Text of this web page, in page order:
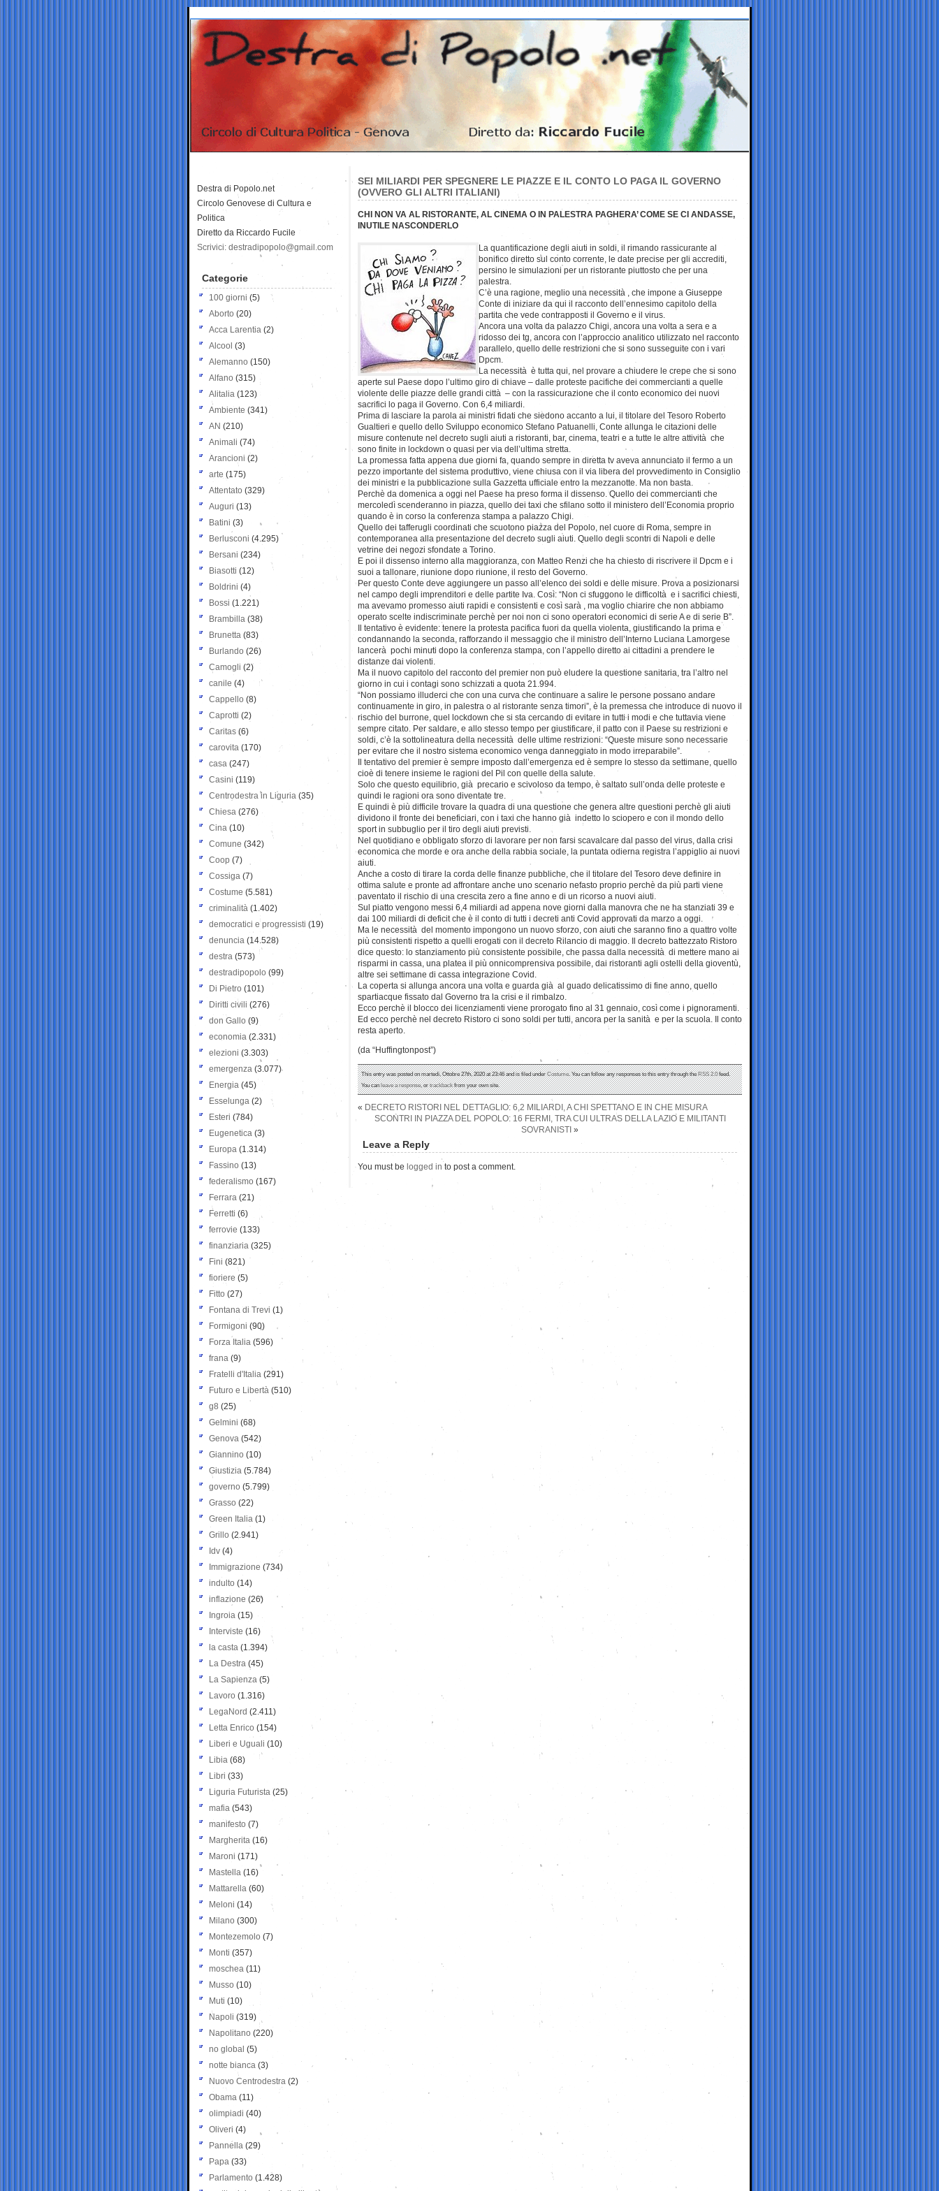
SEI MILIARDI PER SPEGNERE LE PIAZZE E IL CONTO LO PAGA IL GOVERNO
(OVVERO GLI ALTRI ITALIANI)
CHI NON VA AL RISTORANTE, AL CINEMA O IN PALESTRA PAGHERA’ COME SE CI ANDASSE,
INUTILE NASCONDERLO
La quantificazione degli aiuti in soldi, il rimando rassicurante al
bonifico diretto sul conto corrente, le date precise per gli accrediti,
persino le simulazioni per un ristorante piuttosto che per una
palestra.
C’è una ragione, meglio una necessità , che impone a Giuseppe
Conte di iniziare da qui il racconto dell’ennesimo capitolo della
partita che vede contrapposti il Governo e il virus.
Ancora una volta da palazzo Chigi, ancora una volta a sera e a
ridosso dei tg, ancora con l’approccio analitico utilizzato nel racconto
parallelo, quello delle restrizioni che si sono susseguite con i vari
Dpcm.
La necessità è tutta qui, nel provare a chiudere le crepe che si sono
aperte sul Paese dopo l’ultimo giro di chiave – dalle proteste pacifiche dei commercianti a quelle
violente delle piazze delle grandi città – con la rassicurazione che il conto economico dei nuovi
sacrifici lo paga il Governo. Con 6,4 miliardi.
Prima di lasciare la parola ai ministri fidati che siedono accanto a lui, il titolare del Tesoro Roberto
Gualtieri e quello dello Sviluppo economico Stefano Patuanelli, Conte allunga le citazioni delle
misure contenute nel decreto sugli aiuti a ristoranti, bar, cinema, teatri e a tutte le altre attività che
sono finite in lockdown o quasi per via dell’ultima stretta.
La promessa fatta appena due giorni fa, quando sempre in diretta tv aveva annunciato il fermo a un
pezzo importante del sistema produttivo, viene chiusa con il via libera del provvedimento in Consiglio
dei ministri e la pubblicazione sulla Gazzetta ufficiale entro la mezzanotte. Ma non basta.
Perchè da domenica a oggi nel Paese ha preso forma il dissenso. Quello dei commercianti che
mercoledì scenderanno in piazza, quello dei taxi che sfilano sotto il ministero dell’Economia proprio
quando è in corso la conferenza stampa a palazzo Chigi.
Quello dei tafferugli coordinati che scuotono piazza del Popolo, nel cuore di Roma, sempre in
contemporanea alla presentazione del decreto sugli aiuti. Quello degli scontri di Napoli e delle
vetrine dei negozi sfondate a Torino.
E poi il dissenso interno alla maggioranza, con Matteo Renzi che ha chiesto di riscrivere il Dpcm e i
suoi a tallonare, riunione dopo riunione, il resto del Governo.
Per questo Conte deve aggiungere un passo all’elenco dei soldi e delle misure. Prova a posizionarsi
nel campo degli imprenditori e delle partite Iva. Così: “Non ci sfuggono le difficoltà e i sacrifici chiesti,
ma avevamo promesso aiuti rapidi e consistenti e così sarà , ma voglio chiarire che non abbiamo
operato scelte indiscriminate perchè per noi non ci sono operatori economici di serie A e di serie B”.
Il tentativo è evidente: tenere la protesta pacifica fuori da quella violenta, giustificando la prima e
condannando la seconda, rafforzando il messaggio che il ministro dell’Interno Luciana Lamorgese
lancerà pochi minuti dopo la conferenza stampa, con l’appello diretto ai cittadini a prendere le
distanze dai violenti.
Ma il nuovo capitolo del racconto del premier non può eludere la questione sanitaria, tra l’altro nel
giorno in cui i contagi sono schizzati a quota 21.994.
“Non possiamo illuderci che con una curva che continuare a salire le persone possano andare
continuamente in giro, in palestra o al ristorante senza timori”, è la premessa che introduce di nuovo il
rischio del burrone, quel lockdown che si sta cercando di evitare in tutti i modi e che tuttavia viene
sempre citato. Per saldare, e allo stesso tempo per giustificare, il patto con il Paese su restrizioni e
soldi, c’è la sottolineatura della necessità delle ultime restrizioni: “Queste misure sono necessarie
per evitare che il nostro sistema economico venga danneggiato in modo irreparabile”.
Il tentativo del premier è sempre imposto dall’emergenza ed è sempre lo stesso da settimane, quello
cioè di tenere insieme le ragioni del Pil con quelle della salute.
Solo che questo equilibrio, già precario e scivoloso da tempo, è saltato sull’onda delle proteste e
quindi le ragioni ora sono diventate tre.
E quindi è più difficile trovare la quadra di una questione che genera altre questioni perchè gli aiuti
dividono il fronte dei beneficiari, con i taxi che hanno già indetto lo sciopero e con il mondo dello
sport in subbuglio per il tiro degli aiuti previsti.
Nel quotidiano e obbligato sforzo di lavorare per non farsi scavalcare dal passo del virus, dalla crisi
economica che morde e ora anche della rabbia sociale, la puntata odierna registra l’appiglio ai nuovi
aiuti.
Anche a costo di tirare la corda delle finanze pubbliche, che il titolare del Tesoro deve definire in
ottima salute e pronte ad affrontare anche uno scenario nefasto proprio perchè da più parti viene
paventato il rischio di una crescita zero a fine anno e di un ricorso a nuovi aiuti.
Sul piatto vengono messi 6,4 miliardi ad appena nove giorni dalla manovra che ne ha stanziati 39 e
dai 100 miliardi di deficit che è il conto di tutti i decreti anti Covid approvati da marzo a oggi.
Ma le necessità del momento impongono un nuovo sforzo, con aiuti che saranno fino a quattro volte
più consistenti rispetto a quelli erogati con il decreto Rilancio di maggio. Il decreto battezzato Ristoro
dice questo: lo stanziamento più consistente possibile, che passa dalla necessità di mettere mano ai
risparmi in cassa, una platea il più onnicomprensiva possibile, dai ristoranti agli ostelli della gioventù,
altre sei settimane di cassa integrazione Covid.
La coperta si allunga ancora una volta e guarda già al guado delicatissimo di fine anno, quello
spartiacque fissato dal Governo tra la crisi e il rimbalzo.
Ecco perchè il blocco dei licenziamenti viene prorogato fino al 31 gennaio, così come i pignoramenti.
Ed ecco perchè nel decreto Ristoro ci sono soldi per tutti, ancora per la sanità e per la scuola. Il conto
resta aperto.
(da “Huffingtonpost”)
This entry was posted on martedì, Ottobre 27th, 2020 at 23:46 and is filed underCostume. You can follow any responses to this entry through theRSS 2.0feed.
You canleave a response, ortrackbackfrom your own site.
« DECRETO RISTORI NEL DETTAGLIO: 6,2 MILIARDI, A CHI SPETTANO E IN CHE MISURA
SCONTRI IN PIAZZA DEL POPOLO: 16 FERMI, TRA CUI ULTRAS DELLA LAZIO E MILITANTI
SOVRANISTI »
Leave a Reply
You must be logged in to post a comment.
Destra di Popolo.net
Circolo Genovese di Cultura e
Politica
Diretto da Riccardo Fucile
Scrivici: destradipopolo@gmail.com
Categorie
100 giorni (5)
Aborto (20)
Acca Larentia (2)
Alcool (3)
Alemanno (150)
Alfano (315)
Alitalia (123)
Ambiente (341)
AN (210)
Animali (74)
Arancioni (2)
arte (175)
Attentato (329)
Auguri (13)
Batini (3)
Berlusconi (4.295)
Bersani (234)
Biasotti (12)
Boldrini (4)
Bossi (1.221)
Brambilla (38)
Brunetta (83)
Burlando (26)
Camogli (2)
canile (4)
Cappello (8)
Caprotti (2)
Caritas (6)
carovita (170)
casa (247)
Casini (119)
Centrodestra in Liguria (35)
Chiesa (276)
Cina (10)
Comune (342)
Coop (7)
Cossiga (7)
Costume (5.581)
criminalità (1.402)
democratici e progressisti (19)
denuncia (14.528)
destra (573)
destradipopolo (99)
Di Pietro (101)
Diritti civili (276)
don Gallo (9)
economia (2.331)
elezioni (3.303)
emergenza (3.077)
Energia (45)
Esselunga (2)
Esteri (784)
Eugenetica (3)
Europa (1.314)
Fassino (13)
federalismo (167)
Ferrara (21)
Ferretti (6)
ferrovie (133)
finanziaria (325)
Fini (821)
fioriere (5)
Fitto (27)
Fontana di Trevi (1)
Formigoni (90)
Forza Italia (596)
frana (9)
Fratelli d'Italia (291)
Futuro e Libertà (510)
g8 (25)
Gelmini (68)
Genova (542)
Giannino (10)
Giustizia (5.784)
governo (5.799)
Grasso (22)
Green Italia (1)
Grillo (2.941)
Idv (4)
Immigrazione (734)
indulto (14)
inflazione (26)
Ingroia (15)
Interviste (16)
la casta (1.394)
La Destra (45)
La Sapienza (5)
Lavoro (1.316)
LegaNord (2.411)
Letta Enrico (154)
Liberi e Uguali (10)
Libia (68)
Libri (33)
Liguria Futurista (25)
mafia (543)
manifesto (7)
Margherita (16)
Maroni (171)
Mastella (16)
Mattarella (60)
Meloni (14)
Milano (300)
Montezemolo (7)
Monti (357)
moschea (11)
Musso (10)
Muti (10)
Napoli (319)
Napolitano (220)
no global (5)
notte bianca (3)
Nuovo Centrodestra (2)
Obama (11)
olimpiadi (40)
Oliveri (4)
Pannella (29)
Papa (33)
Parlamento (1.428)